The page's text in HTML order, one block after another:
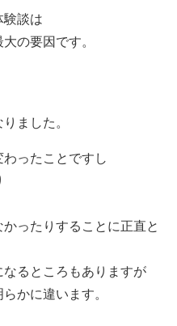
験談は
の要因です。
ました。
ったことですし
ったりすることに正直と
るところもありますが
かに違います。